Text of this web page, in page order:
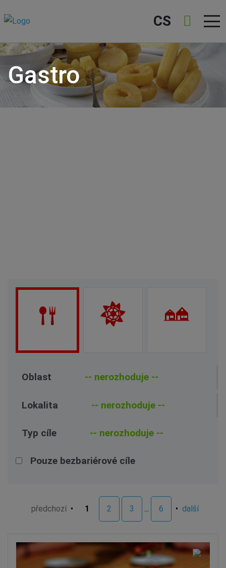
CS
Gastro
Oblast
Lokalita
Typ cíle
Pouze bezbariérové cíle
předchozí• 1 2 3 6 • další